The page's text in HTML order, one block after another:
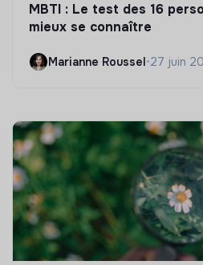
MBTI : Le test des 16
mieux se connaître
Marianne Roussel•27 juin